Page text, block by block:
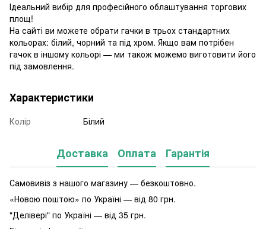
Ідеальний вибір для професійного облаштування торгових
площ!
На сайті ви можете обрати гачки в трьох стандартних
кольорах: білий, чорний та під хром. Якщо вам потрібен
гачок в іншому кольорі — ми також можемо виготовити його
під замовлення.
Характеристики
Колір Білий
Доставка Оплата Гарантія
Самовивіз з нашого магазину — безкоштовно.
«Новою поштою» по Україні — від 80 грн.
"Делівері" по Україні — від 35 грн.